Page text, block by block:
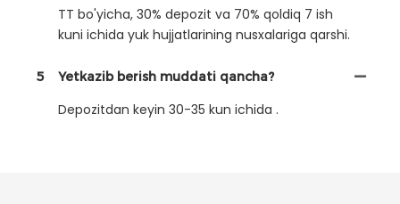
TT bo'yicha, 30% depozit va 70% qoldiq 7 ish
kuni ichida yuk hujjatlarining nusxalariga qarshi.
5 Yetkazib berish muddati qancha?
Depozitdan keyin 30-35 kun ichida .